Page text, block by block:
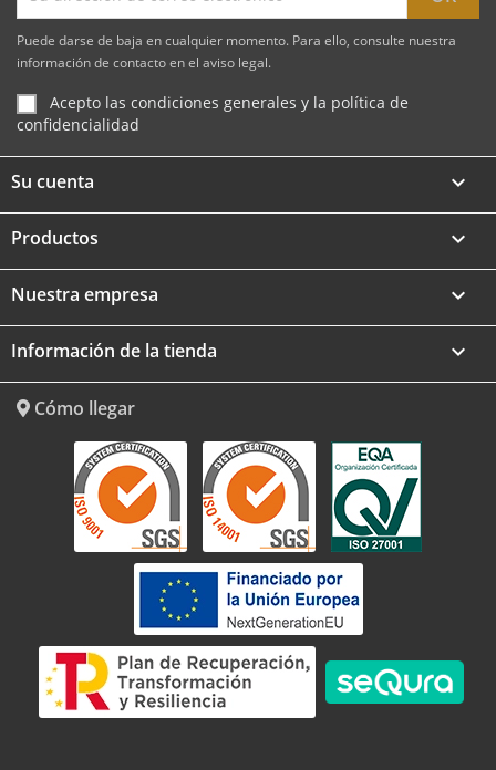
Puede darse de baja en cualquier momento. Para ello, consulte nuestra
información de contacto en el aviso legal.
Acepto las condiciones generales y la política de
confidencialidad
Su cuenta 
Productos 
Nuestra empresa 
Información de la tienda keyboard_arrow_down
Cómo llegar